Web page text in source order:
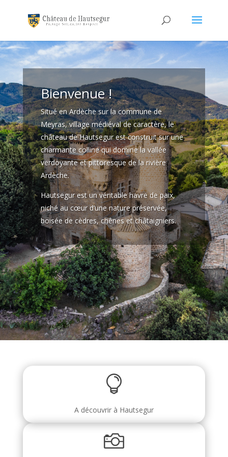
Bienvenue !
Situé en Ardèche sur la commune de
Meyras, village médiéval de caractère, le
château de Hautsegur est construit sur une
charmante colline qui domine la vallée
verdoyante et pittoresque de la rivière
Ardèche.
Hautsegur est un véritable havre de paix,
niché au cœur d’une nature préservée,
boisée de cèdres, chênes et châtaigniers.

A découvrir à Hautsegur
